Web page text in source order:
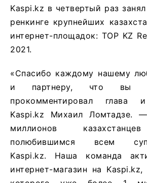
Kaspi.kz в четвертый раз
ренкинге крупнейших
интернет-площадок: TOP KZ
2021.
«Спасибо каждому нашему
и партнеру, что
прокомментировал глава
Kaspi.kz Михаил Ломтадзе.
миллионов
полюбившимся всем
Kaspi.kz. Наша команда
интернет-магазин на